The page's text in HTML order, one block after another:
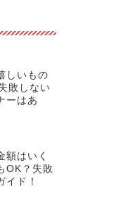
しいもの
敗しない
ーはあ
額はいく
OK？失敗
イド！